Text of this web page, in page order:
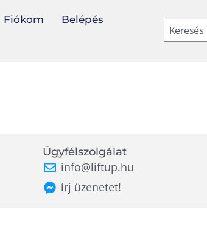
Fiókom Belépés
Ügyfélszolgálat
info@liftup.hu
írj üzenetet!